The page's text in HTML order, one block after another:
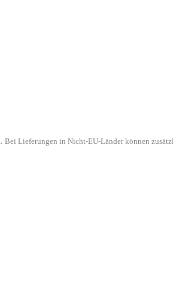
. Bei Lieferungen in Nicht-EU-Länder können